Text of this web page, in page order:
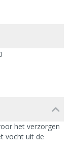
het verzorgen
vocht uit de